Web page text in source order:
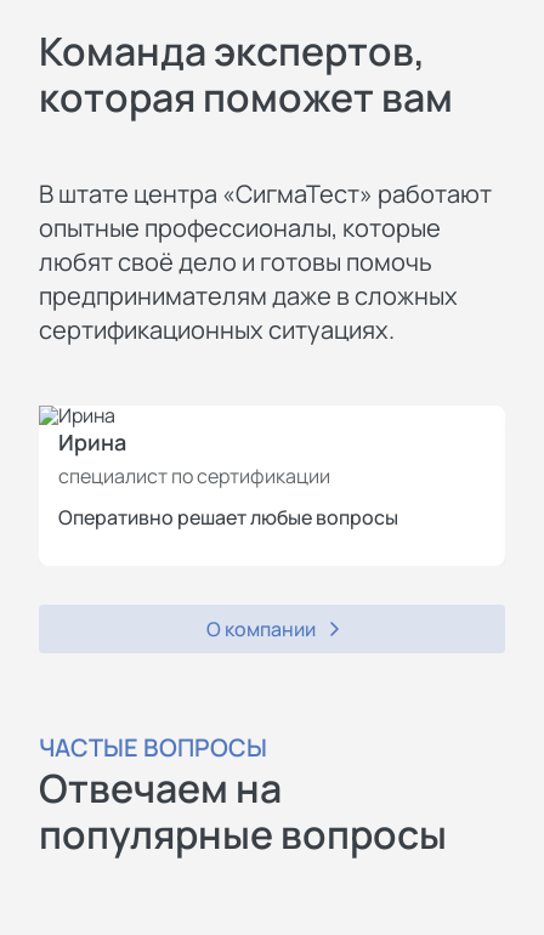
Команда экспертов,
которая поможет вам
В штате центра «СигмаТест» работают
опытные профессионалы, которые
любят своё дело и готовы помочь
предпринимателям даже в сложных
сертификационных ситуациях.
Ирина
специалист по сертификации
Оперативно решает любые вопросы
О компании
ЧАСТЫЕ ВОПРОСЫ
Отвечаем на
популярные вопросы